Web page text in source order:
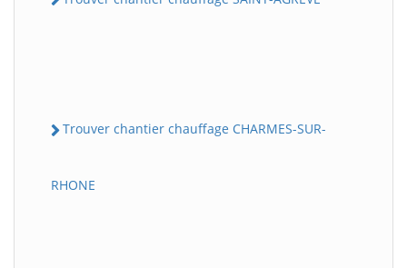
Trouver chantier chauffage CHARMES-SUR-
RHONE